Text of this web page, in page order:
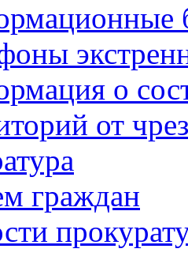
о
от
граждан